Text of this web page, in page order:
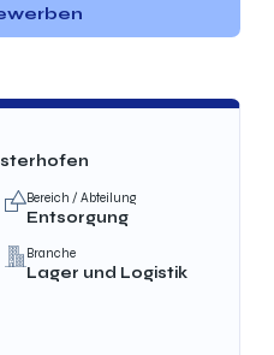
Bereich / Abteilung
Entsorgung
Branche
Lager und Logistik